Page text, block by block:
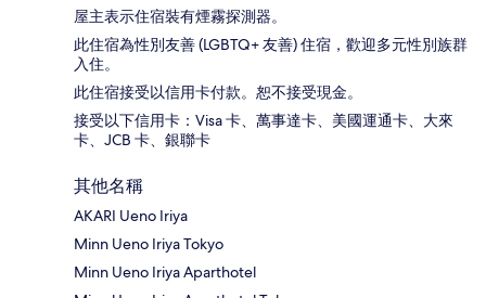
屋主表示住宿裝有煙霧探測器。
此住宿為性別友善 (LGBTQ+ 友善) 住宿，歡迎多元性別族群
入住。
此住宿接受以信用卡付款。恕不接受現金。
接受以下信用卡：Visa 卡、萬事達卡、美國運通卡、大來
卡、JCB 卡、銀聯卡
其他名稱
AKARI Ueno Iriya
Minn Ueno Iriya Tokyo
Minn Ueno Iriya Aparthotel